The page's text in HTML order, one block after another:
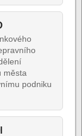
města
podniku